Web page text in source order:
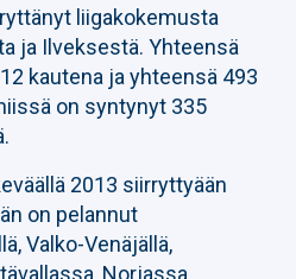
liigakokemusta
ja Ilveksestä. Yhteensä
kautena ja yhteensä 493
on syntynyt 335
2013 siirryttyään
on pelannut
Valko-Venäjällä,
Norjassa,